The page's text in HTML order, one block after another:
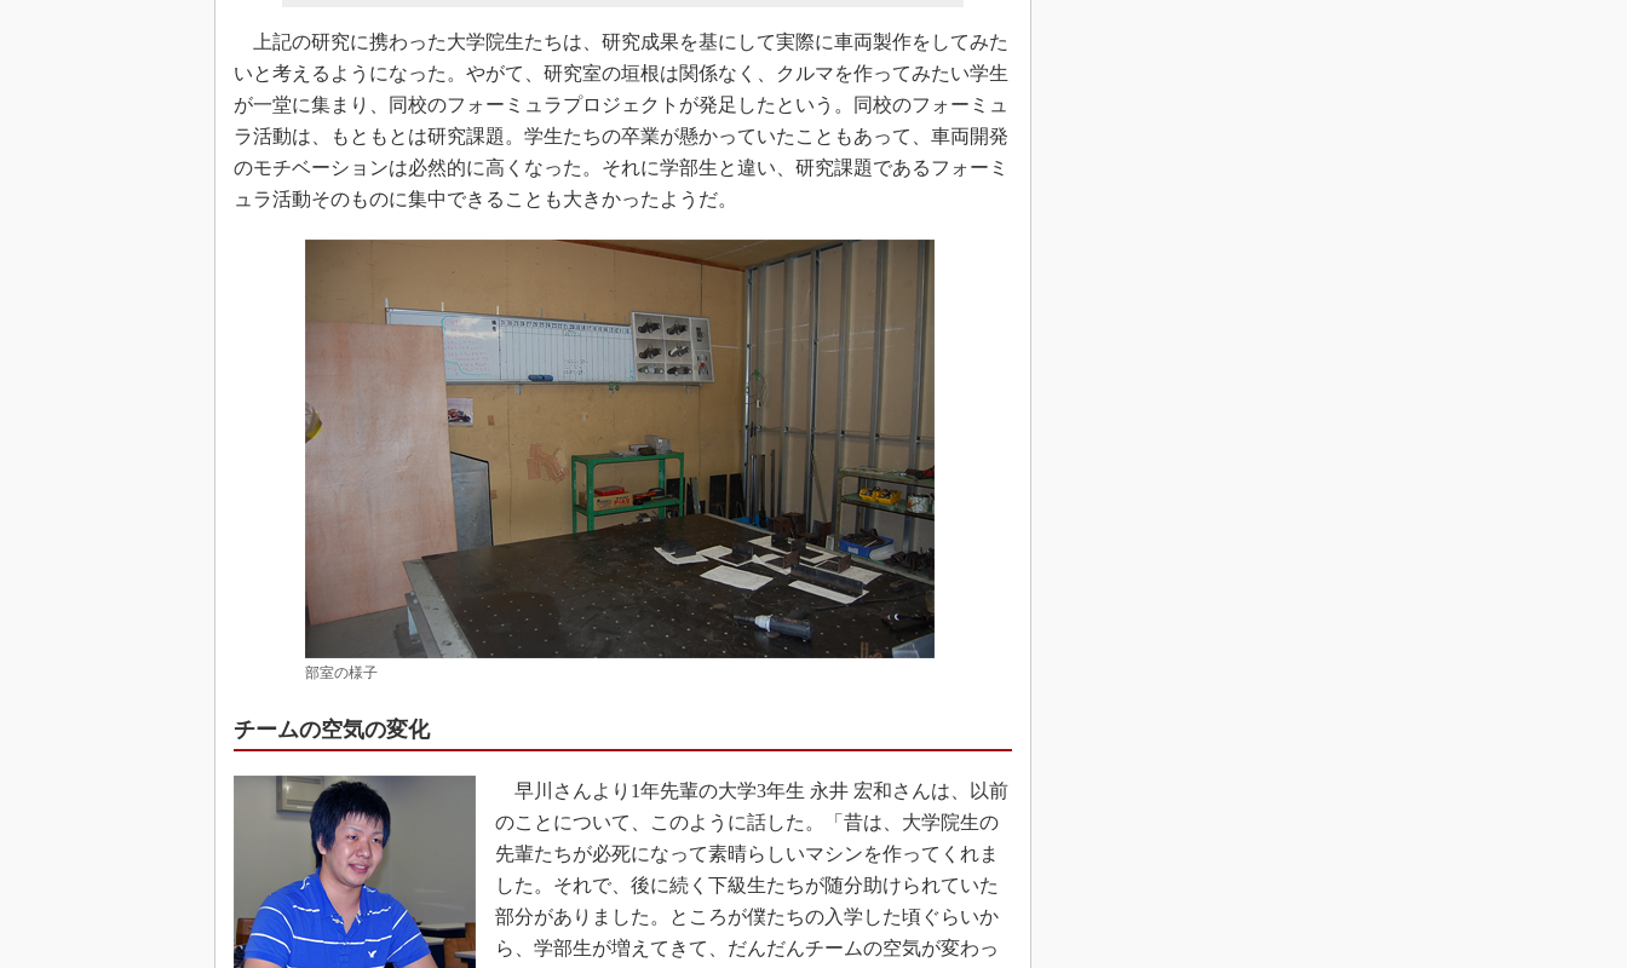
上記の研究に携わった大学院生たちは、研究成果を基にして実際に車両製作をしてみた
いと考えるようになった。やがて、研究室の垣根は関係なく、クルマを作ってみたい学生
が一堂に集まり、同校のフォーミュラプロジェクトが発足したという。同校のフォーミュ
ラ活動は、もともとは研究課題。学生たちの卒業が懸かっていたこともあって、車両開発
のモチベーションは必然的に高くなった。それに学部生と違い、研究課題であるフォーミ
ュラ活動そのものに集中できることも大きかったようだ。
部室の様子
チームの空気の変化
早川さんより1年先輩の大学3年生 永井 宏和さんは、以前
のことについて、このように話した。「昔は、大学院生の
先輩たちが必死になって素晴らしいマシンを作ってくれま
した。それで、後に続く下級生たちが随分助けられていた
部分がありました。ところが僕たちの入学した頃ぐらいか
ら、学部生が増えてきて、だんだんチームの空気が変わっ